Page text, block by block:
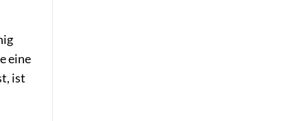
eine
ist